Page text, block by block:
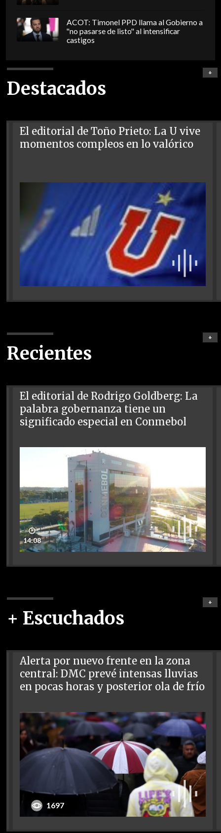
ACOT: Timonel PPD llama al Gobierno a
"no pasarse de listo" al intensificar
castigos
Destacados
+
El editorial de Toño Prieto: La U vive
momentos compleos en lo valórico
Recientes
+
El editorial de Rodrigo Goldberg: La
palabra gobernanza tiene un
significado especial en Conmebol
🕑
14:08
+ Escuchados
+
Alerta por nuevo frente en la zona
central: DMC prevé intensas lluvias
en pocas horas y posterior ola de frío
1697